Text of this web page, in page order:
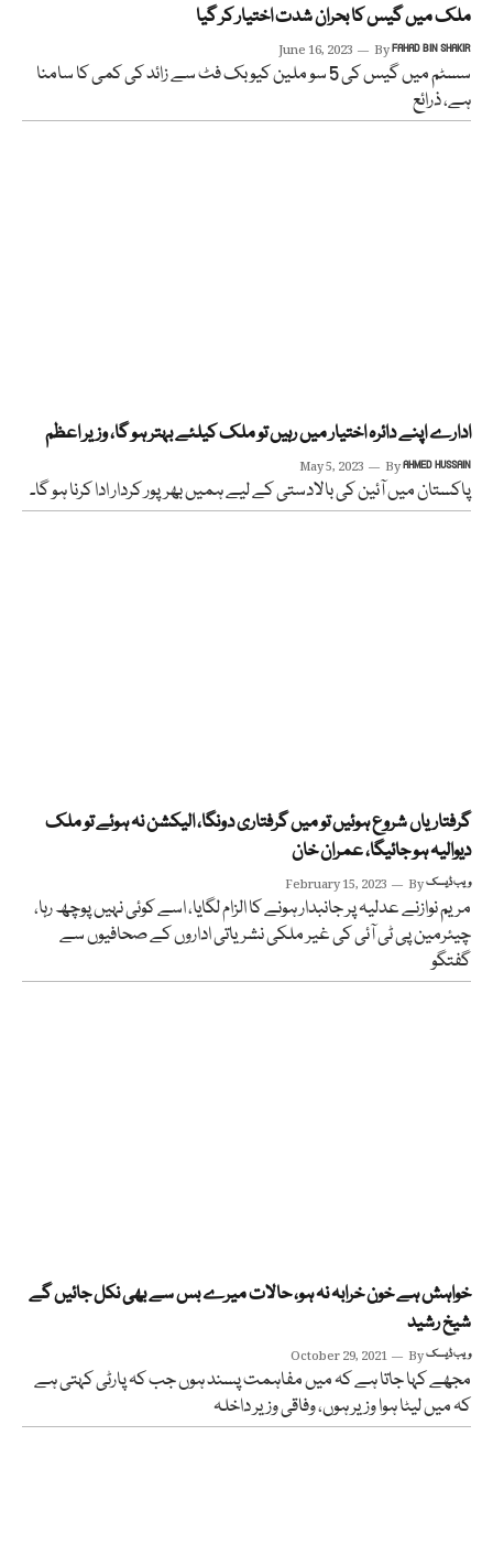
ملک میں گیس کا بحران شدت اختیار کر گیا
June 16, 2023 ByFAHAD BIN SHAKIR
سسٹم میں گیس کی 5 سو ملین کیوبک فٹ سے زائد کی کمی کا سامنا
ہے، ذرائع
ادارے اپنے دائرہ اختیار میں رہیں تو ملک کیلئے بہتر ہو گا، وزیر اعظم
May 5, 2023 ByAHMED HUSSAIN
پاکستان میں آئین کی بالادستی کے لیے ہمیں بھرپور کردار ادا کرنا ہو گا۔
گرفتاریاں شروع ہوئیں تو میں گرفتاری دونگا، الیکشن نہ ہوئے تو ملک
دیوالیہ ہو جائیگا، عمران خان
February 15, 2023 Byویب ڈیسک
مریم نوازنے عدلیہ پر جانبدار ہونے کا الزام لگایا، اسے کوئی نہیں پوچھ رہا،
چیئرمین پی ٹی آئی کی غیر ملکی نشریاتی اداروں کے صحافیوں سے
گفتگو
خواہش ہے خون خرابہ نہ ہو، حالات میرے بس سے بھی نکل جائیں گے
شیخ رشید
October 29, 2021 Byویب ڈیسک
مجھے کہا جاتا ہے کہ میں مفاہمت پسند ہوں جب کہ پارٹی کہتی ہے
کہ میں لیٹا ہوا وزیر ہوں، وفاقی وزیر داخلہ